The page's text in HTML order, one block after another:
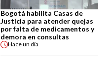
Bogotá habilita Casas de
Justicia para atender quejas
por falta de medicamentos y
demora en consultas
Haceun día